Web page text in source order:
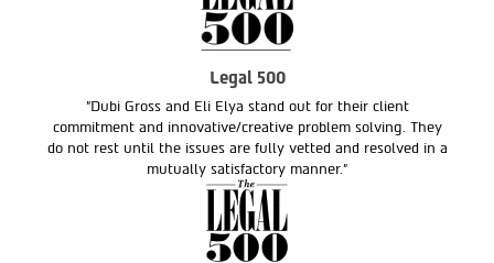
Legal 500
"Dubi Gross and Eli Elya stand out for their client
commitment and innovative/creative problem solving. They
do not rest until the issues are fully vetted and resolved in a
mutually satisfactory manner."